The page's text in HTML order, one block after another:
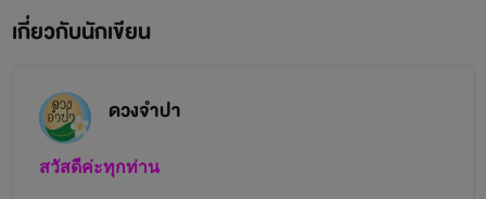
ด้านหลังให้หมด แล้วได้ที ทัพหลวงจะทำลายประตูเมืองเข้าไป ใน
แต่การที่จะเข้ายึดเมืองศรีจำปา มิได้ง่ายอย่างที่วางแผนไว้ ด้วย
สภาพอากาศหนาวเย็นจนสั่นสะท้าน หมอกลงจัด ทำให้เป็น
เกี่ยวกับนักเขียน
ดวงจำปา
สวัสดีค่ะทุกท่าน